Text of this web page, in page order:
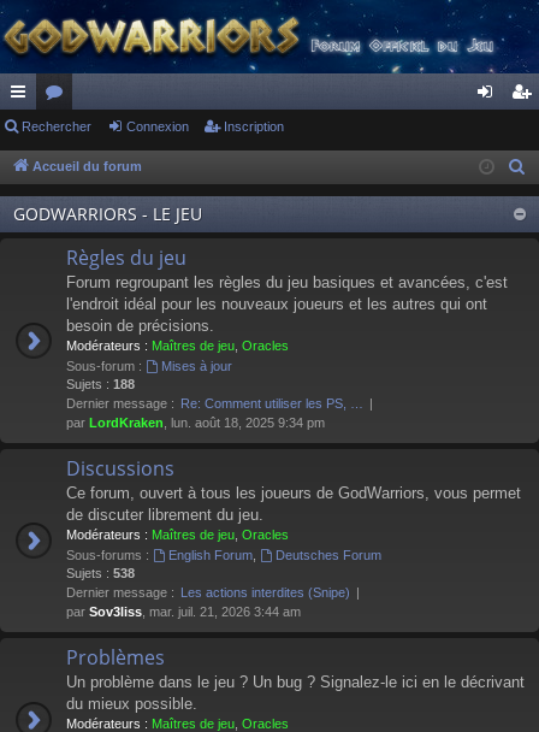
ac
co
ur
ci
or
u
m
s
ne
xi
on
cri
pti
on
Rechercher Connexion Inscription
Accueil du forum
GODWARRIORS - LE JEU
Règles du jeu
Forum regroupant les règles du jeu basiques et avancées, c'est
l'endroit idéal pour les nouveaux joueurs et les autres qui ont
besoin de précisions.
Modérateurs : Maîtres de jeu Oracles
Sous-forum :
Mises à jour
Sujets : 188
Dernier message : Re: Comment utiliser les PS, …
par LordKraken , lun. août 18, 2025 9:34 pm
Discussions
Ce forum, ouvert à tous les joueurs de GodWarriors, vous permet
de discuter librement du jeu.
Modérateurs : Maîtres de jeu Oracles
Sous-forums :
English Forum,
Deutsches Forum
Sujets : 538
Dernier message : Les actions interdites (Snipe)
par Sov3liss , mar. juil. 21, 2026 3:44 am
Problèmes
Un problème dans le jeu ? Un bug ? Signalez-le ici en le décrivant
du mieux possible.
Modérateurs : Maîtres de jeu Oracles